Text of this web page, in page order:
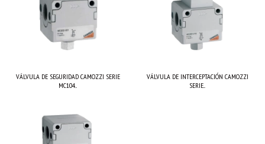
VÁLVULA DE SEGURIDAD CAMOZZI SERIE
MC104...
VÁLVULA DE INTERCEPTACIÓN CAMOZZI
SERIE...